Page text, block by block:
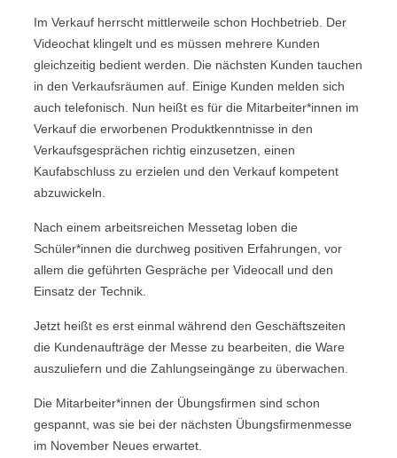
Im Verkauf herrscht mittlerweile schon Hochbetrieb. Der
Videochat klingelt und es müssen mehrere Kunden
gleichzeitig bedient werden. Die nächsten Kunden tauchen
in den Verkaufsräumen auf. Einige Kunden melden sich
auch telefonisch. Nun heißt es für die Mitarbeiter*innen im
Verkauf die erworbenen Produktkenntnisse in den
Verkaufsgesprächen richtig einzusetzen, einen
Kaufabschluss zu erzielen und den Verkauf kompetent
abzuwickeln.
Nach einem arbeitsreichen Messetag loben die
Schüler*innen die durchweg positiven Erfahrungen, vor
allem die geführten Gespräche per Videocall und den
Einsatz der Technik.
Jetzt heißt es erst einmal während den Geschäftszeiten
die Kundenaufträge der Messe zu bearbeiten, die Ware
auszuliefern und die Zahlungseingänge zu überwachen.
Die Mitarbeiter*innen der Übungsfirmen sind schon
gespannt, was sie bei der nächsten Übungsfirmenmesse
im November Neues erwartet.